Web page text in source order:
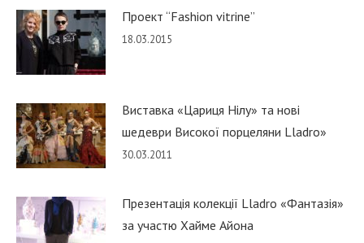
Проект “Fashion vitrine”
18.03.2015
Виставка «Цариця Нілу» та нові
шедеври Високої порцеляни Lladro»
30.03.2011
Презентація колекції Lladro «Фантазія»
за участю Хайме Айона